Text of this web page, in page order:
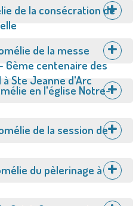
de la consécration de
de la messe
6ème centenaire des
Ste Jeanne d'Arc
en l'église Notre-
de la session de
du pèlerinage à